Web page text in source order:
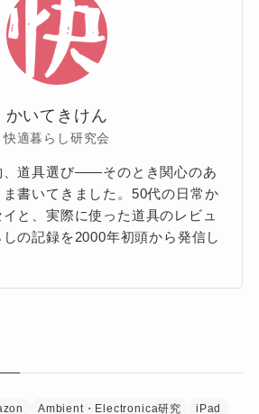
かいてきけん
快適暮らし研究会
、道具選び——そのとき関心のあ
書いてきました。50代の日常か
と、実際に使った道具のレビュ
の記録を2000年初頭から発信し
Ambient・Electronica研究
iPad